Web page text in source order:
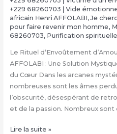
+229 68260703 | Vide
africain Henri AFFOLABI, Je
pour faire revenir mon homme,
68260703, Purification spirituelle
Le Rituel d’Envoûtement
AFFOLABI : Une Solution
du Cœur Dans les arcanes
nombreuses sont les âmes
l’obscurité, désespérant de
et de la passion. Nombreux sont
Rituel
Lire la suite »